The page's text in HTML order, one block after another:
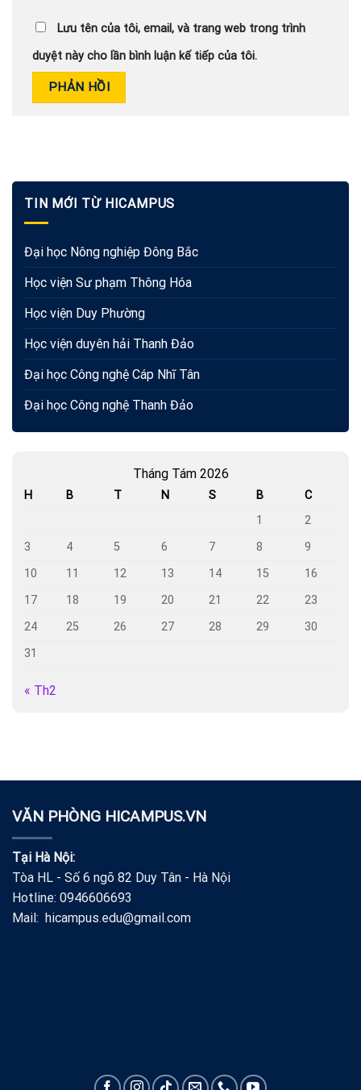
Lưu tên của tôi, email, và trang web trong trình
duyệt này cho lần bình luận kế tiếp của tôi.
TIN MỚI TỪ HICAMPUS
Đại học Nông nghiệp Đông Bắc
Học viện Sư phạm Thông Hóa
Học viện Duy Phường
Học viện duyên hải Thanh Đảo
Đại học Công nghệ Cáp Nhĩ Tân
Đại học Công nghệ Thanh Đảo
Tháng Tám 2026
H B T N S B
C
1
2
3
4 5 6 7 8
9
10
11 12 13 14 15
16
17
18 19 20 21 22
23
24
25 26 27 28 29
30
31
« Th2
VĂN PHÒNG HICAMPUS.VN
Tại Hà Nội:
Tòa HL - Số 6 ngõ 82 Duy Tân - Hà Nội
Hotline: 0946606693
Mail: hicampus.edu@gmail.com